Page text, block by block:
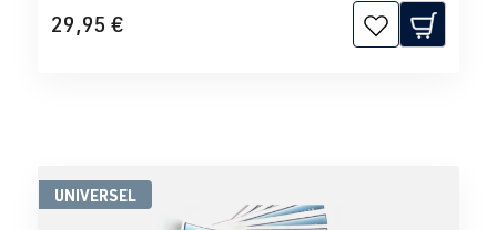
29,95 €
UNIVERSEL